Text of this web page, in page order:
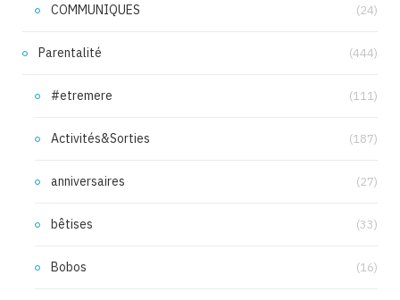
COMMUNIQUES (24)
Parentalité (444)
#etremere (111)
Activités&Sorties (187)
anniversaires (27)
bêtises (33)
Bobos (16)